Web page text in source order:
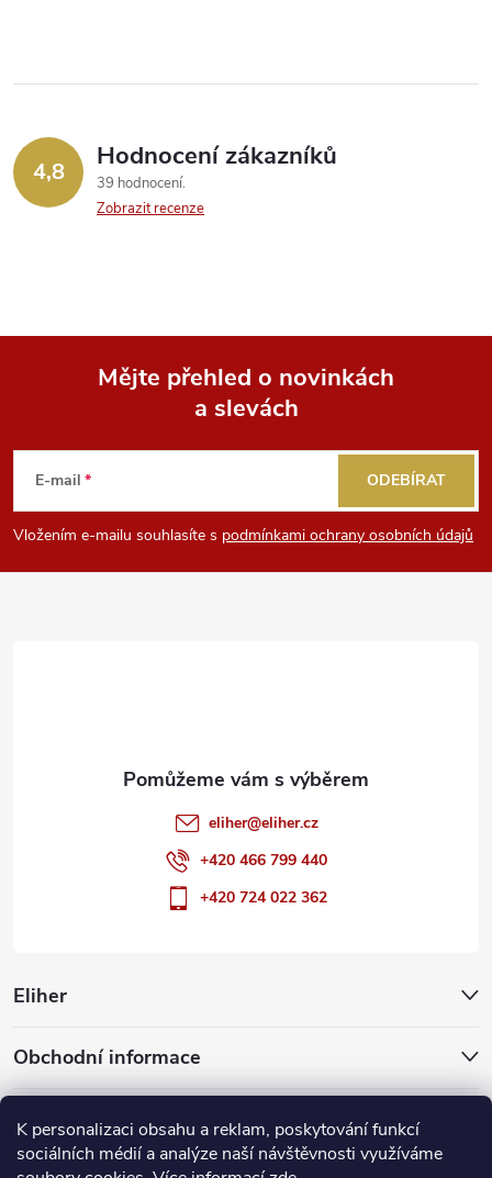
K personalizaci obsahu a reklam, poskytování funkcí
sociálních médií a analýze naší návštěvnosti využíváme
ý
p
u
4,8 Hodnocení zákazníků
39 hodnocení
Zobrazit recenze
p
Mějte přehled o novinkách
a slevách
E-mail
Vložením e-mailu souhlasíte s podmínkami ochrany osobních údajů
ODEBÍRAT
Eliher
Obchodní informace
Partnerské weby
eliher@eliher.cz
+420 466 799 440
+420 724 022 362